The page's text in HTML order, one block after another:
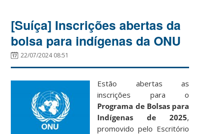
[Suíça] Inscrições abertas da
bolsa para indígenas da ONU
22/07/2024 08:51
Estão abertas as
inscrições para o
Programa de Bolsas para
Indígenas de 2025,
promovido pelo Escritório